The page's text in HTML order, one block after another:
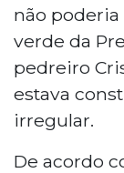
não
verde da
pedreiro
estava
irregular.
De acordo